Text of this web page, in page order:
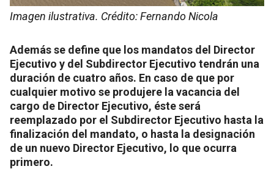
Imagen ilustrativa. Crédito: Fernando Nicola
Además se define que los mandatos del Director
Ejecutivo y del Subdirector Ejecutivo tendrán una
duración de cuatro años. En caso de que por
cualquier motivo se produjere la vacancia del
cargo de Director Ejecutivo, éste será
reemplazado por el Subdirector Ejecutivo hasta la
finalización del mandato, o hasta la designación
de un nuevo Director Ejecutivo, lo que ocurra
primero.